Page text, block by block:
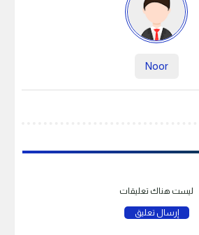
Noor
ليست هناك تعليقات
إرسال تعليق